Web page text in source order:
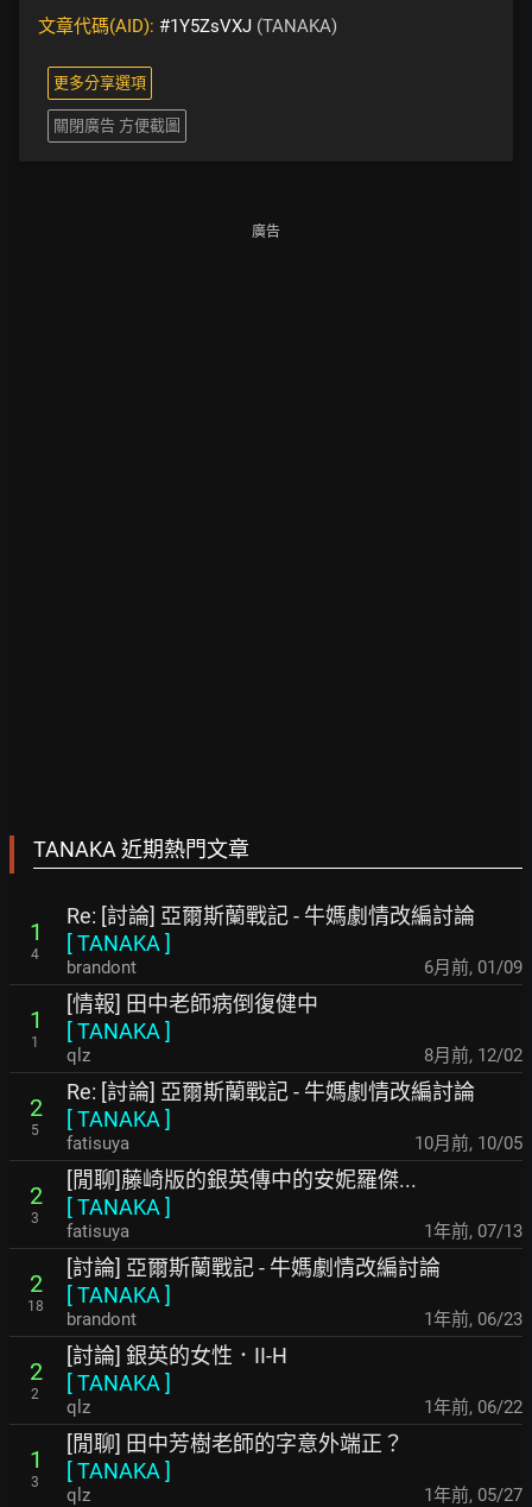
文章代碼(AID): #1Y5ZsVXJ (TANAKA)
更多分享選項
關閉廣告 方便截圖
廣告
TANAKA 近期熱門文章
1
4
Re: [討論] 亞爾斯蘭戰記 - 牛媽劇情改編討論
[TANAKA ]
brandont 6月前, 01/09
1
1
[情報] 田中老師病倒復健中
[TANAKA ]
qlz 8月前, 12/02
2
5
Re: [討論] 亞爾斯蘭戰記 - 牛媽劇情改編討論
[TANAKA ]
fatisuya 10月前, 10/05
2
3
[閒聊]藤崎版的銀英傳中的安妮羅傑...
[TANAKA ]
fatisuya 1年前, 07/13
2
18
[討論] 亞爾斯蘭戰記 - 牛媽劇情改編討論
[TANAKA ]
brandont 1年前, 06/23
2
2
[討論] 銀英的女性．II-H
[TANAKA ]
qlz 1年前, 06/22
1
3
[閒聊] 田中芳樹老師的字意外端正？
[TANAKA ]
qlz 1年前, 05/27